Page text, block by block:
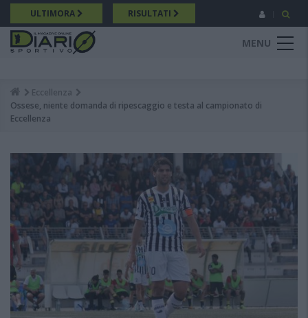
Salta
al
contenuto
principale
ULTIMORA RISULTATI
MENU
Breadcrumb
Eccellenza
Ossese, niente domanda di ripescaggio e testa al campionato di
Eccellenza